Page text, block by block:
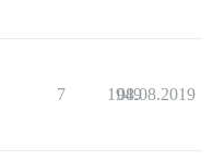
7 1949
08.08.2019